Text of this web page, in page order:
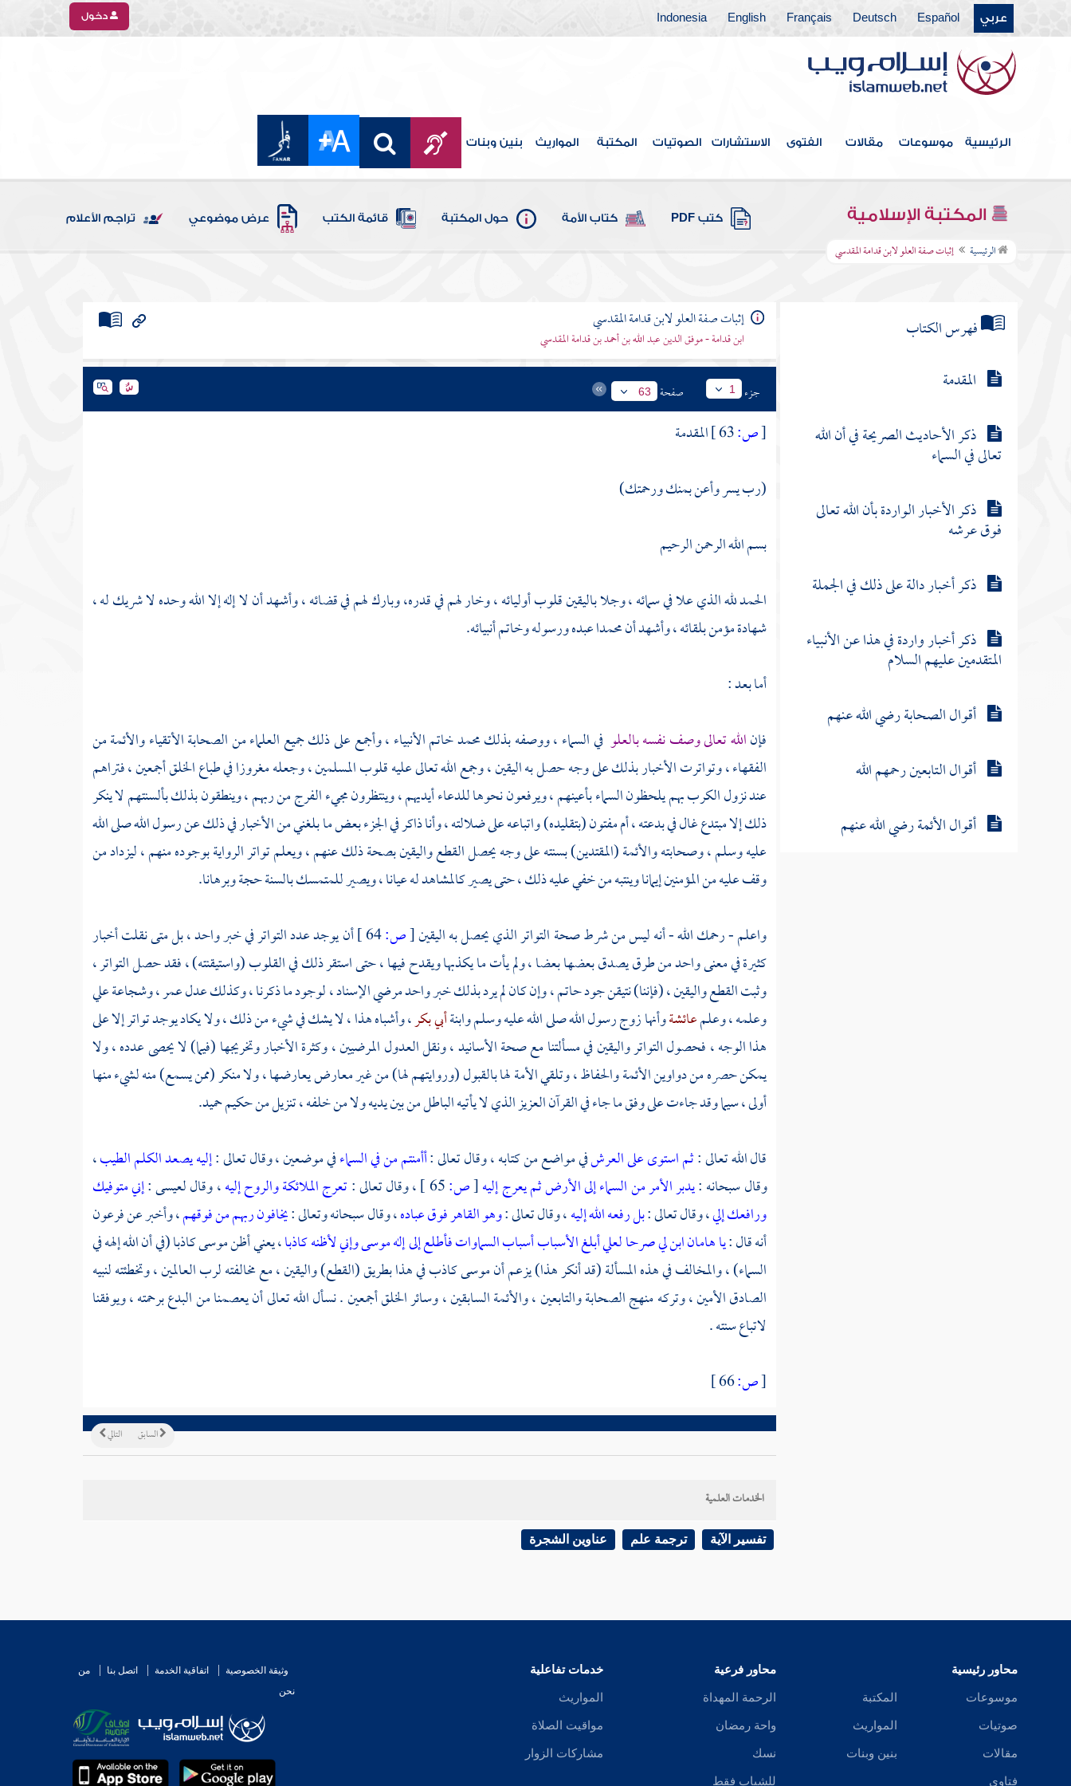
عربي Español
Deutsch
Français
English
Indonesia دخول
الرئيسية موسوعات مقالات الفتوى الاستشارات الصوتيات المكتبة المواريث بنين وبنات
المكتبة الإسلامية كتب PDF كتاب الأمة حول المكتبة قائمة الكتب عرض موضوعي تراجم الأعلام
الرئيسية إثبات صفة العلو لابن قدامة المقدسي
فهرس الكتاب
المقدمة
ذكر الأحاديث الصريحة في أن الله
تعالى في السماء
ذكر الأخبار الواردة بأن الله تعالى
فوق عرشه
ذكر أخبار دالة على ذلك في الجملة
ذكر أخبار واردة في هذا عن الأنبياء
المتقدمين عليهم السلام
أقوال الصحابة رضي الله عنهم
أقوال التابعين رحمهم الله
أقوال الأئمة رضي الله عنهم
إثبات صفة العلو لابن قدامة المقدسي
ابن قدامة - موفق الدين عبد الله بن أحمد بن قدامة المقدسي
جزء 1 صفحة 63
[ص:
المقدمة
(رب يسر وأعن بمنك ورحمتك)
بسم الله الرحمن الرحيم
الحمد لله الذي علا في سمائه ، وجلا باليقين قلوب أوليائه ، وخار لهم في قدره، وبارك لهم في قضائه ، وأشهد أن لا إله إلا الله وحده لا شريك له ،
شهادة مؤمن بلقائه ، وأشهد أنمحمداعبده ورسوله وخاتم أنبيائه.
أما بعد :
فإنالله تعالى وصف نفسه بالعلو في السماء ، ووصفه بذلكمحمدخاتم الأنبياء ، وأجمع على ذلك جميع العلماء من الصحابة الأتقياء والأئمة من
الفقهاء ، وتواترت الأخبار بذلك على وجه حصل به اليقين ، وجمع الله تعالى عليه قلوب المسلمين ، وجعله مغروزا في طباع الخلق أجمعين ، فتراهم
عند نزول الكرب بهم يلحظون السماء بأعينهم ، ويرفعون نحوها للدعاء أيديهم ، وينتظرون مجيء الفرج من ربهم ، وينطقون بذلك بألسنتهم لا ينكر
ذلك إلا مبتدع غال في بدعته ، أم مفتون (بتقليده) واتباعه على ضلالته ، وأنا ذاكر في الجزء بعض ما بلغني من الأخبار في ذلك عن رسول الله صلى الله
عليه وسلم ، وصحابته والأئمة (المقتدين) بسنته على وجه يحصل القطع واليقين بصحة ذلك عنهم ، ويعلم تواتر الرواية بوجوده منهم ، ليزداد من
وقف عليه من المؤمنين إيمانا وينتبه من خفي عليه ذلك ، حتى يصير كالمشاهد له عيانا ، ويصير للمتمسك بالسنة حجة وبرهانا.
واعلم - رحمك الله - أنه ليس من شرط صحة التواتر الذي يحصل به اليقين[ص:64 ]
أن يوجد عدد التواتر في خبر واحد ، بل متى نقلت أخبار
كثيرة في معنى واحد من طرق يصدق بعضها بعضا ، ولم يأت ما يكذبها ويقدح فيها ، حتى استقر ذلك في القلوب (واستيقنته) ، فقد حصل التواتر ،
وثبت القطع واليقين ، (فإننا) نتيقن جود حاتم ، وإن كان لم يرد بذلك خبر واحد مرضي الإسناد ، لوجود ما ذكرنا ، وكذلك عدل عمر ، وشجاعة علي
وعلمه ، وعلمعائشةوأنها زوج رسول الله صلى الله عليه وسلم وابنةأبي بكر، وأشباه هذا ، لا يشك في شيء من ذلك ، ولا يكاد يوجد تواتر إلا على
هذا الوجه ، فحصول التواتر واليقين في مسألتنا مع صحة الأسانيد ، ونقل العدول المرضيين ، وكثرة الأخبار وتخريجها (فيما) لا يحصى عدده ، ولا
يمكن حصره من دواوين الأئمة والحفاظ ، وتلقي الأمة لها بالقبول (وروايتهم لها) من غير معارض يعارضها ، ولا منكر (ممن يسمع) منه لشيء منها
أولى ، سيما وقد جاءت على وفق ما جاء في القرآن العزيز الذي لا يأتيه الباطل من بين يديه ولا من خلفه ، تنزيل من حكيم حميد.
قال الله تعالى :ثم استوى على العرشفي مواضع من كتابه ، وقال تعالى :أأمنتم من في السماءفي موضعين ، وقال تعالى :إليه يصعد الكلم الطيب،
وقال سبحانه :يدبر الأمر من السماء إلى الأرض ثم يعرج إليه[ص: ، وقال تعالى :تعرج الملائكة والروح إليه، وقاللعيسى:إني متوفيك
ورافعك إلي، وقال تعالى :بل رفعه الله إليه، وقال تعالى :وهو القاهر فوق عباده، وقال سبحانه وتعالى :يخافون ربهم من فوقهم، وأخبر عنفرعون
أنه قال :يا هامان ابن لي صرحا لعلي أبلغ الأسبابأسباب السماوات فأطلع إلى إله موسى وإني لأظنه كاذبا، يعني أظنموسىكاذبا (في أن الله إلهه في
السماء) ، والمخالف في هذه المسألة (قد أنكر هذا) يزعم أنموسىكاذب في هذا بطريق (القطع) واليقين ، مع مخالفته لرب العالمين ، وتخطئته لنبيه
الصادق الأمين ، وتركه منهج الصحابة والتابعين ، والأئمة السابقين ، وسائر الخلق أجمعين . نسأل الله تعالى أن يعصمنا من البدع برحمته ، ويوفقنا
لاتباع سنته .
[ص:
التالي السابق
الخدمات العلمية
تفسير الآية ترجمة علم عناوين الشجرة
محاور رئيسية
موسوعات
صوتيات
مقالات
فتاوى
المكتبة
المواريث
بنين وبنات
محاور فرعية
الرحمة المهداة
واحة رمضان
نسك
للشباب فقط
خدمات تفاعلية
المواريث
مواقيت الصلاة
مشاركات الزوار
وثيقة الخصوصية اتفاقية الخدمة اتصل بنا
من
نحن